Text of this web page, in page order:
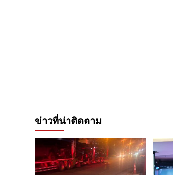
ข่าวที่น่าติดตาม